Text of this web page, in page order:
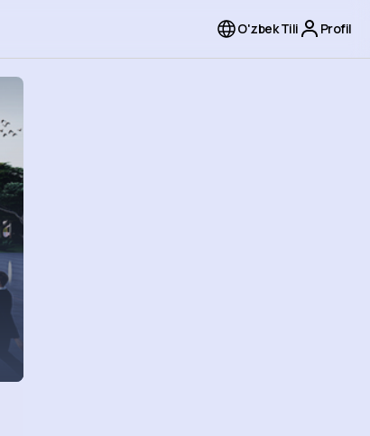
O'zbek Tili Profil